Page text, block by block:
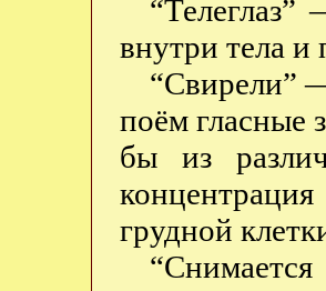
внутри тела и
“Свирели”
поём гласные
бы из
грудной